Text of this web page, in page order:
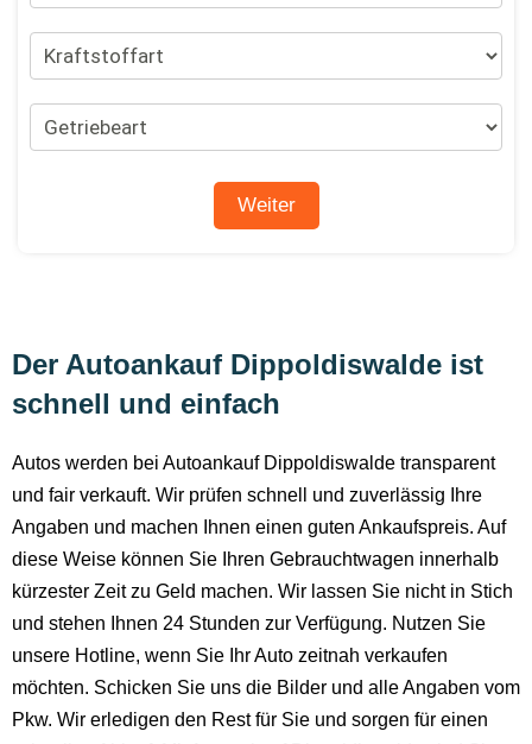
Der Autoankauf Dippoldiswalde ist
schnell und einfach
Autos werden bei Autoankauf Dippoldiswalde transparent
und fair verkauft. Wir prüfen schnell und zuverlässig Ihre
Angaben und machen Ihnen einen guten Ankaufspreis. Auf
diese Weise können Sie Ihren Gebrauchtwagen innerhalb
kürzester Zeit zu Geld machen. Wir lassen Sie nicht in Stich
und stehen Ihnen 24 Stunden zur Verfügung. Nutzen Sie
unsere Hotline, wenn Sie Ihr Auto zeitnah verkaufen
möchten. Schicken Sie uns die Bilder und alle Angaben vom
Pkw. Wir erledigen den Rest für Sie und sorgen für einen